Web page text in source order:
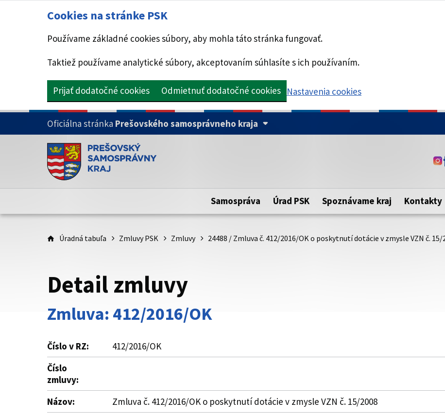
Cookies na stránke PSK
Používame základné cookies súbory, aby mohla táto stránka fungovať.
Taktiež používame analytické súbory, akceptovaním súhlasíte s ich používaním.
Prijať dodatočné cookies Odmietnuť dodatočné cookies Nastavenia cookies
PRESKOČIŤ NA HLAVNÝ OBSAH
Oficiálna stránka Prešovského samosprávneho kraja
Doména psk.sk je oficiálna
Toto je oficiálna webová stránka Prešovského samosprávneho kraja.
Táto stránka je
zabezpečenú webovú
https:// pred názvom
Samospráva Úrad PSK Spoznávame kraj Kontakty
Úradná tabuľa Zmluvy PSK Zmluvy 24488 / Zmluva č. 412/2016/OK o poskytnutí dotácie v zmysle VZN č. 15/
Detail zmluvy
Zmluva: 412/2016/OK
Číslo v RZ:
412/2016/OK
Číslo
zmluvy:
Názov:
Zmluva č. 412/2016/OK o poskytnutí dotácie v zmysle VZN č. 15/2008